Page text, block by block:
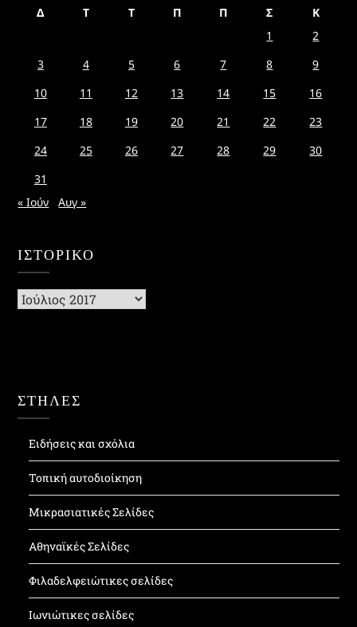
Δ Τ Τ Π Π Σ
Κ
1
2
3
4 5 6 7 8
9
10
11 12 13 14 15
16
17
18 19 20 21 22
23
24
25 26 27 28 29
30
31
« Ιούν
Αυγ »
ΙΣΤΟΡΙΚΌ
Ιστορικό
ΣΤΗΛΕΣ
Ειδήσεις και σχόλια
Τοπική αυτοδιοίκηση
Μικρασιατικές Σελίδες
Αθηναϊκές Σελίδες
Φιλαδελφειώτικες σελίδες
Ιωνιώτικες σελίδες